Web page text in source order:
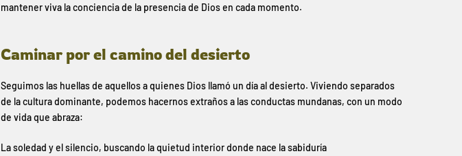
mantener viva la conciencia de la presencia de Dios en cada momento.
Caminar por el camino del desierto
Seguimos las huellas de aquellos a quienes Dios llamó un día al desierto. Viviendo separados
de la cultura dominante, podemos hacernos extraños a las conductas mundanas, con un modo
de vida que abraza:
La soledad y el silencio, buscando la quietud interior donde nace la sabiduría